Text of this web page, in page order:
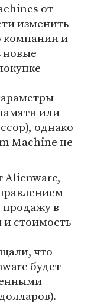
от
изменить
компании и
новые
или
однако
Machine не
Alienware,
продажу в
и стоимость
что
будет